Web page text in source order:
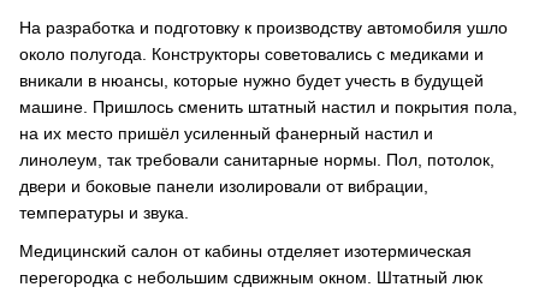
На разработка и подготовку к производству автомобиля ушло
около полугода. Конструкторы советовались с медиками и
вникали в нюансы, которые нужно будет учесть в будущей
машине. Пришлось сменить штатный настил и покрытия пола,
на их место пришёл усиленный фанерный настил и
линолеум, так требовали санитарные нормы. Пол, потолок,
двери и боковые панели изолировали от вибрации,
температуры и звука.
Медицинский салон от кабины отделяет изотермическая
перегородка с небольшим сдвижным окном. Штатный люк